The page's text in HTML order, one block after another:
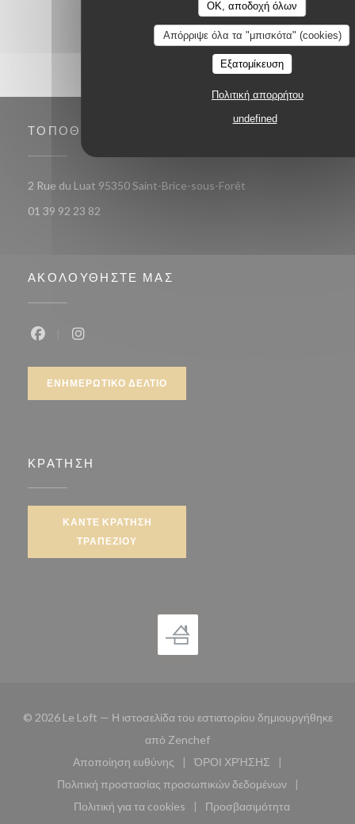
OK, αποδοχή όλων
Απόρριψε όλα τα "μπισκότα" (cookies)
Εξατομίκευση
Πολιτική απορρήτου
undefined
ΤΟΠΟΘΕΣΊΑ
2 Rue du Luat 95350 Saint-Brice-sous-Forêt
01 39 92 23 82
ΑΚΟΛΟΥΘΉΣΤΕ ΜΑΣ
ΕΝΗΜΕΡΩΤΙΚΌ ΔΕΛΤΊΟ
ΚΡΆΤΗΣΗ
ΚΆΝΤΕ ΚΡΆΤΗΣΗ
ΤΡΑΠΕΖΙΟΎ
© 2026 Le Loft — Η ιστοσελίδα του εστιατορίου δημιουργήθηκε
από Zenchef((ανοίγει σε νέο παράθυρο))
Αποποίηση ευθύνης
((ανοίγει σε νέο παράθυρο))
ΌΡΟΙ ΧΡΉΣΗΣ
((ανοίγει σε νέο
Πολιτική προστασίας προσωπικών δεδομένων
((ανοίγει σε νέο παράθυρο))
Πολιτική για τα cookies
((ανοίγει σε νέο παράθυρο))
Προσβασιμότητα
((ανοίγει σε νέο